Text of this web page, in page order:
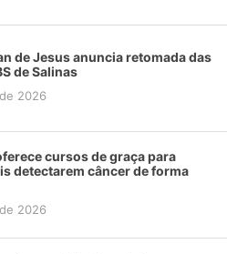
de Jesus anuncia retomada das
de Salinas
2026
cursos de graça para
detectarem câncer de forma
2026